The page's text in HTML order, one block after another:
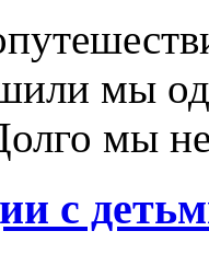
мы
мы
с